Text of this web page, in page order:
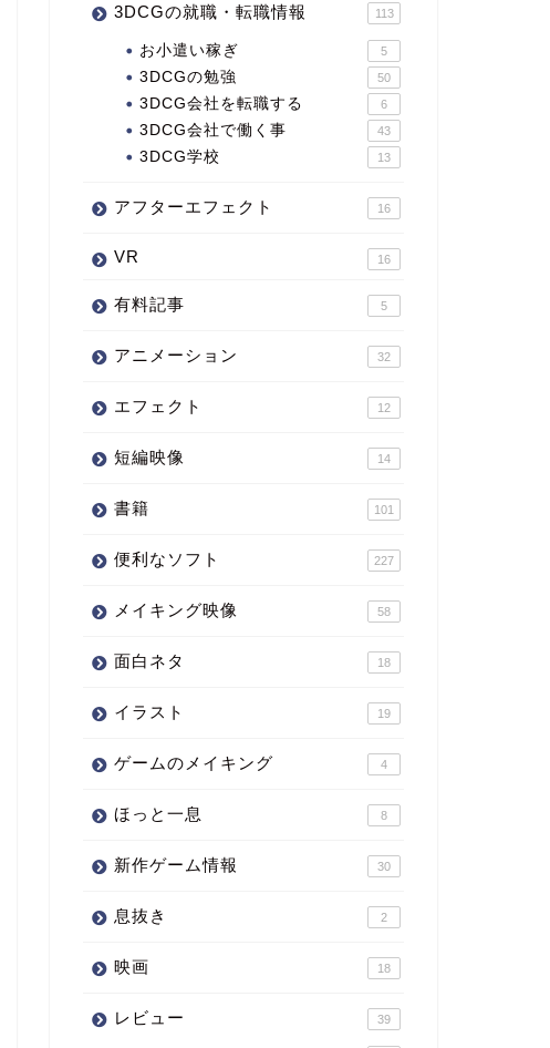
3DCGの就職・転職情報 113
お小遣い稼ぎ 5
3DCGの勉強 50
3DCG会社を転職する 6
3DCG会社で働く事 43
3DCG学校 13
アフターエフェクト 16
VR 16
有料記事 5
アニメーション 32
エフェクト 12
短編映像 14
書籍 101
便利なソフト 227
メイキング映像 58
面白ネタ 18
イラスト 19
ゲームのメイキング 4
ほっと一息 8
新作ゲーム情報 30
息抜き 2
映画 18
レビュー 39